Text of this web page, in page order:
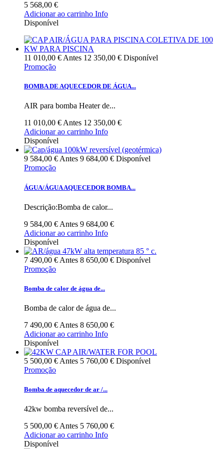
5 568,00 €
Adicionar ao carrinho Info
Disponível
11 010,00 € Antes 12 350,00 € Disponível
Promoção
BOMBA DE AQUECEDOR DE ÁGUA...
AIR para bomba Heater de...
11 010,00 € Antes 12 350,00 €
Adicionar ao carrinho Info
Disponível
9 584,00 € Antes 9 684,00 € Disponível
Promoção
ÁGUA/ÁGUA AQUECEDOR BOMBA...
Descrição:Bomba de calor...
9 584,00 € Antes 9 684,00 €
Adicionar ao carrinho Info
Disponível
7 490,00 € Antes 8 650,00 € Disponível
Promoção
Bomba de calor de água de...
Bomba de calor de água de...
7 490,00 € Antes 8 650,00 €
Adicionar ao carrinho Info
Disponível
5 500,00 € Antes 5 760,00 € Disponível
Promoção
Bomba de aquecedor de ar /...
42kw bomba reversível de...
5 500,00 € Antes 5 760,00 €
Adicionar ao carrinho Info
Disponível